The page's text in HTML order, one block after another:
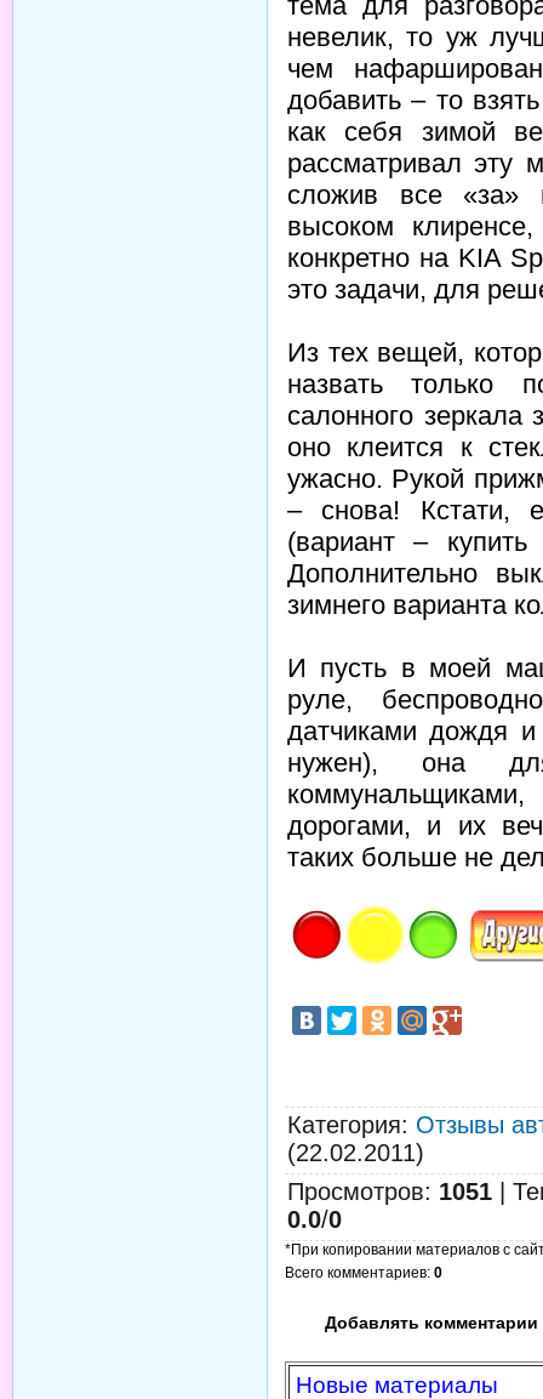
невелик, то уж
чем
добавить – то
как себя зимой
рассматривал эту
сложив все «за»
высоком
конкретно на KIA
это задачи, для
Из тех вещей,
назвать только
салонного
оно клеится к
ужасно. Рукой
– снова! Кстати,
(вариант –
Дополнительно
зимнего варианта
И пусть в моей
руле,
датчиками дождя
нужен), она
дорогами, и их
таких больше не
Категория: Отзывы
(22.02.2011)
Просмотров: 1051
0.0/0
*При копировании материалов с
Всего комментариев: 0
Добавлять комментарии
Новые материалы